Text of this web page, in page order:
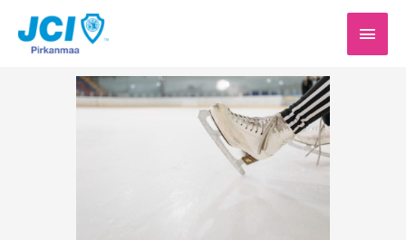
sisältöön